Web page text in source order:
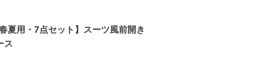
夏用・7点セット】スーツ風前開き
ス